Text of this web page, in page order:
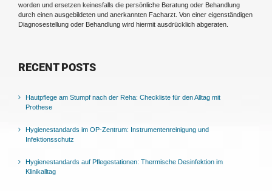
worden und ersetzen keinesfalls die persönliche Beratung oder Behandlung
durch einen ausgebildeten und anerkannten Facharzt. Von einer eigenständigen
Diagnosestellung oder Behandlung wird hiermit ausdrücklich abgeraten.
RECENT POSTS
Hautpflege am Stumpf nach der Reha: Checkliste für den Alltag mit
Prothese
Hygienestandards im OP-Zentrum: Instrumentenreinigung und
Infektionsschutz
Hygienestandards auf Pflegestationen: Thermische Desinfektion im
Klinikalltag